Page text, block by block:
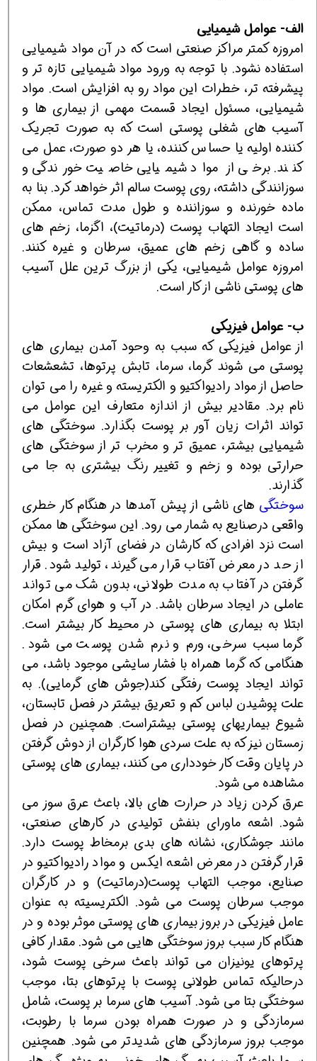
الف- عوامل شیمیایی
امروزه کمتر مراکز صنعتی است که در آن مواد شیمیایی
استفاده نشود. با توجه به ورود مواد شیمیایی تازه تر و
پیشرفته تر، خطرات این مواد رو به افزایش است. مواد
شیمیایی، مسئول ایجاد قسمت مهمی از بیماری ها و
آسیب های شغلی پوستی است که به صورت تجریک
کننده اولیه یا حساس کننده، یا هر دو صورت، عمل می
کنند. برخی از مواد شیمیایی خاصیت خورندگی و
سوزانندگی داشته، روی پوست سالم اثر خواهد کرد. بنا به
ماده خورنده و سوزاننده و طول مدت تماس، ممکن
است ایجاد التهاب پوست (درماتیت)، اگزما، زخم های
ساده و گاهی زخم های عمیق، سرطان و غیره کنند.
امروزه عوامل شیمیایی، یکی از بزرگ ترین علل آسیب
های پوستی ناشی از کار است.
ب- عوامل فیزیکی
از عوامل فیزیکی که سبب به وحود آمدن بیماری های
پوستی می شوند گرما، سرما، تابش پرتوها، تشعشعات
حاصل از مواد رادیواکتیو و الکتریسته و غیره را می توان
نام برد. مقادیر بیش از اندازه متعارف این عوامل می
تواند اثرات زیان آور بر پوست بگذارد. سوختگی های
شیمیایی بیشتر، عمیق تر و مخرب تر از سوختگی های
حرارتی بوده و زخم و تغییر رنگ بیشتری به جا می
گذارند.
سوختگی های ناشی از پیش آمدها در هنگام کار خطری
واقعی درصنایع به شمار می رود. این سوختگی ها ممکن
است نزد افرادی که کارشان در فضای آزاد است و بیش
از حد در معرض آفتاب قرار می گیرند، تولید شود. قرار
گرفتن در آفتاب به مدت طولانی، بدون شک می تواند
عاملی در ایجاد سرطان باشد. در آب و هوای گرم امکان
ابتلا به بیماری های پوستی در محیط کار بیشتر است.
گرما سبب سرخی، ورم و نرم شدن پوست می شود.
هنگامی که گرما همراه با فشار سایشی موجود باشد، می
تواند ایجاد پوست رفتگی کند(جوش های گرمایی). به
علت پوشیدن لباس کم و تعریق بیشتر در فصل تابستان،
شیوع بیماریهای پوستی بیشتراست. همچنین در فصل
زمستان نیز که به علت سردی هوا کارگران از دوش گرفتن
در پایان وقت کار خودداری می کنند، بیماری های پوستی
مشاهده می شود.
عرق کردن زیاد در حرارت های بالا، باعث عرق سوز می
شود. اشعه ماورای بنفش تولیدی در کارهای صنعتی،
مانند جوشکاری، نشانه های بدی برمخاط پوست دارد.
قرار گرفتن در معرض اشعه ایکس و مواد رادیواکتیو در
صنایع، موجب التهاب پوست(درماتیت) و در کارگران
موجب سرطان پوست می شود. الکتریسیته به عنوان
عامل فیزیکی در بروز بیماری های پوستی موثر بوده و در
هنگام کار سبب بروز سوختگی هایی می شود. مقدار کافی
پرتوهای یونیزان می تواند باعث سرخی پوست شود،
درحالیکه تماس طولانی پوست با پرتوهای بتا، موجب
سوختگی بتا می شود. آسیب های سرما بر پوست، شامل
سرمازدگی و در صورت همراه بودن سرما با رطوبت،
موجب بروز سرمازدگی های شدیدتر می شود. همچنین